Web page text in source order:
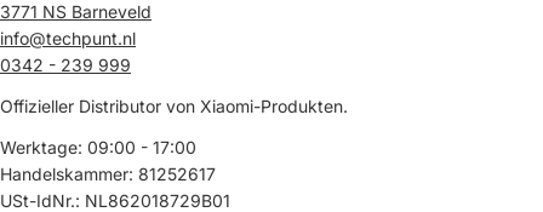
3771 NS Barneveld
info@techpunt.nl
0342 - 239 999
Offizieller Distributor von Xiaomi-Produkten.
Werktage: 09:00 - 17:00
Handelskammer: 81252617
USt-IdNr.: NL862018729B01